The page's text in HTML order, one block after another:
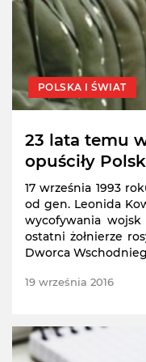
POLSKA I ŚWIAT
23 lata temu
opuściły
17 września 1993
od gen. Leonida
wycofywania wojsk
ostatni żołnierze
Dworca
19 września 2016